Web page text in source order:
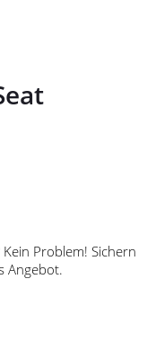
Problem! Sichern
Angebot.